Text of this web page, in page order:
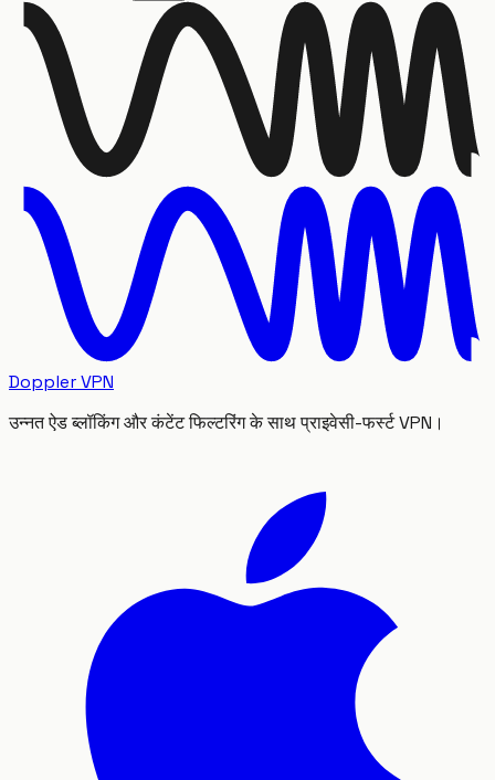
Doppler VPN
उन्नत ऐड ब्लॉकिंग और कंटेंट फिल्टरिंग के साथ प्राइवेसी-फर्स्ट VPN।